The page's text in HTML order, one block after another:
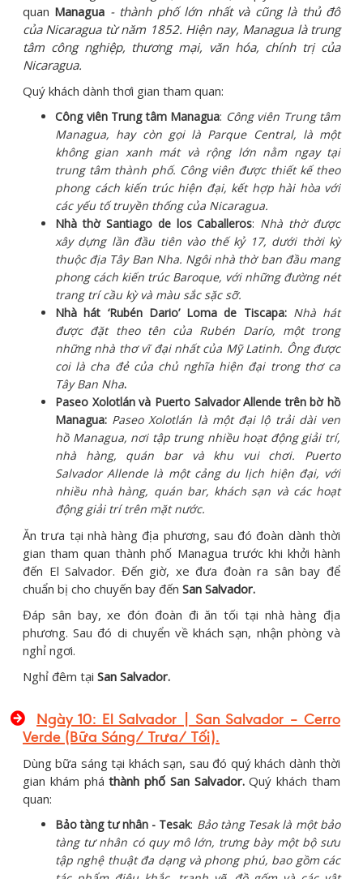
quan Managua - thành phố lớn nhất và cũng là thủ đô
của Nicaragua từ năm 1852. Hiện nay, Managua là trung
tâm công nghiệp, thương mại, văn hóa, chính trị của
Nicaragua.
Quý khách dành thơì gian tham quan:
Công viên Trung tâm Managua: Công viên Trung tâm
Managua, hay còn gọi là Parque Central, là một
không gian xanh mát và rộng lớn nằm ngay tại
trung tâm thành phố. Công viên được thiết kế theo
phong cách kiến trúc hiện đại, kết hợp hài hòa với
các yếu tố truyền thống của Nicaragua.
Nhà thờ Santiago de los Caballeros: Nhà thờ được
xây dựng lần đầu tiên vào thế kỷ 17, dưới thời kỳ
thuộc địa Tây Ban Nha. Ngôi nhà thờ ban đầu mang
phong cách kiến trúc Baroque, với những đường nét
trang trí cầu kỳ và màu sắc sặc sỡ.
Nhà hát ‘Rubén Dario’ Loma de Tiscapa: Nhà hát
được đặt theo tên của Rubén Darío, một trong
những nhà thơ vĩ đại nhất của Mỹ Latinh. Ông được
coi là cha đẻ của chủ nghĩa hiện đại trong thơ ca
Tây Ban Nha.
Paseo Xolotlán và Puerto Salvador Allende trên bờ hồ
Managua: Paseo Xolotlán là một đại lộ trải dài ven
hồ Managua, nơi tập trung nhiều hoạt động giải trí,
nhà hàng, quán bar và khu vui chơi. Puerto
Salvador Allende là một cảng du lịch hiện đại, với
nhiều nhà hàng, quán bar, khách sạn và các hoạt
động giải trí trên mặt nước.
Ăn trưa tại nhà hàng địa phương, sau đó đoàn dành thời
gian tham quan thành phố Managua trước khi khởi hành
đến El Salvador. Đến giờ, xe đưa đoàn ra sân bay để
chuẩn bị cho chuyến bay đến San Salvador.
Đáp sân bay, xe đón đoàn đi ăn tối tại nhà hàng địa
phương. Sau đó di chuyển về khách sạn, nhận phòng và
nghỉ ngơi.
Nghỉ đêm tại San Salvador.
Ngày 10: El Salvador | San Salvador – Cerro
Verde (Bữa Sáng/ Trưa/ Tối).
Dùng bữa sáng tại khách sạn, sau đó quý khách dành thời
gian khám pháthành phố San Salvador.Quý khách tham
quan:
Bảo tàng tư nhân - Tesak: Bảo tàng Tesak là một bảo
tàng tư nhân có quy mô lớn, trưng bày một bộ sưu
tập nghệ thuật đa dạng và phong phú, bao gồm các